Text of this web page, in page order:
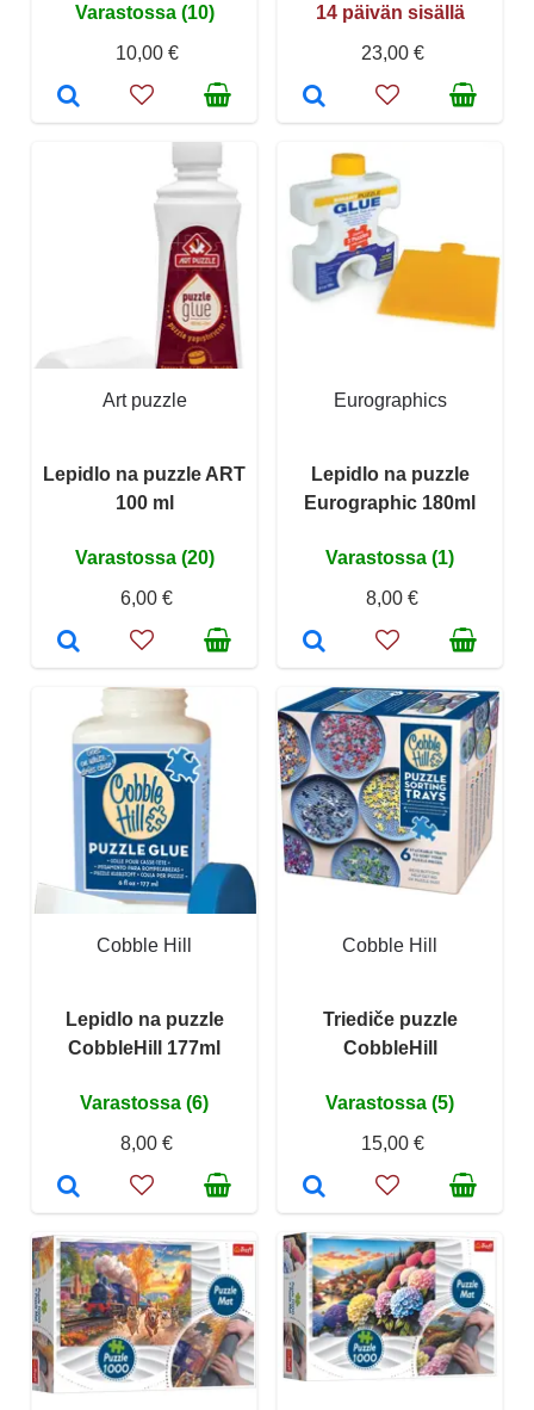
Varastossa (10)
10,00 €
14 päivän sisällä
23,00 €
Art puzzle
Lepidlo na puzzle ART
100 ml
Varastossa (20)
6,00 €
Eurographics
Lepidlo na puzzle
Eurographic 180ml
Varastossa (1)
8,00 €
Cobble Hill
Lepidlo na puzzle
CobbleHill 177ml
Varastossa (6)
8,00 €
Cobble Hill
Triediče puzzle
CobbleHill
Varastossa (5)
15,00 €